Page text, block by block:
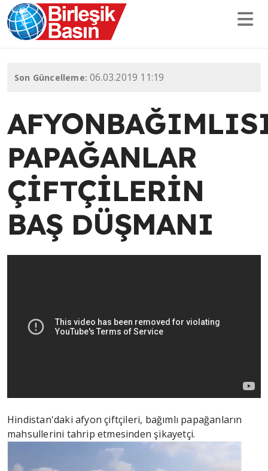
Son Güncelleme:06.03.2019 11:19
PAPAĞANLAR
ÇİFTÇİLERİN
BAŞ DÜŞMANI
Hindistan'daki afyon çiftçileri, bağımlı papağanların
mahsullerini tahrip etmesinden şikayetçi.